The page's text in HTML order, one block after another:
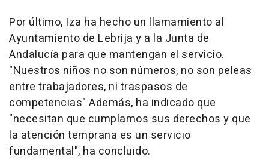
Por último, Iza ha hecho un llamamiento al
Ayuntamiento de Lebrija y a la Junta de
Andalucía para que mantengan el servicio.
"Nuestros niños no son números, no son peleas
entre trabajadores, ni traspasos de
competencias" Además, ha indicado que
"necesitan que cumplamos sus derechos y que
la atención temprana es un servicio
fundamental", ha concluido.